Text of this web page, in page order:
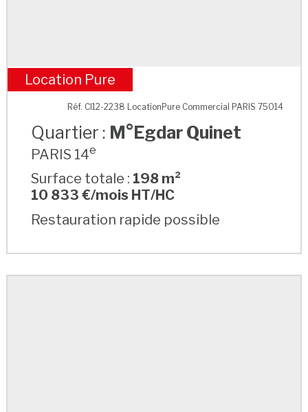
M°Egdar Quinet
Location Pure
Réf. CI12-2238 LocationPure Commercial PARIS 75014
Quartier : M°Egdar Quinet
PARIS 14e
Surface totale : 198 m²
10 833 €/mois HT/HC
Restauration rapide possible